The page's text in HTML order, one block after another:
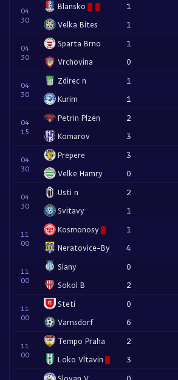
04
30
Blansko
Velka Bites
1
1
04
30
Sparta Brno
Vrchovina
1
0
04
30
Zdirec n
Kurim
1
1
04
15
Petrin Plzen
Komarov
2
3
04
30
Prepere
Velke Hamry
3
0
04
30
Usti n
Svitavy
2
1
11
00
Kosmonosy
Neratovice-By
1
4
11
00
Slany
Sokol B
0
2
11
00
Steti
Varnsdorf
0
6
11
00
Tempo Praha
Loko Vltavin
2
3
Slovan V 0